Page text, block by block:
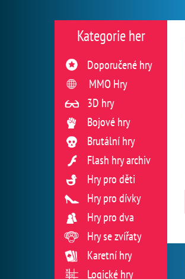
Kategorie her
Doporučené hry
MMO Hry
3D hry
Bojové hry
Brutální hry
Flash hry archiv
Hry pro děti
Hry pro dívky
Hry pro dva
Hry se zvířaty
Karetní hry
Logické hry